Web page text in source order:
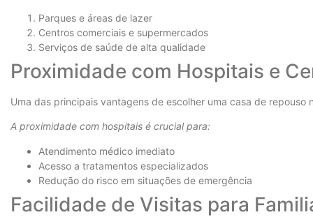
Parques e áreas de lazer
Centros comerciais e supermercados
Serviços de saúde de alta qualidade
Proximidade com Hospitais e
Uma das principais vantagens de escolher uma casa de
A proximidade com hospitais é crucial para:
Atendimento médico imediato
Acesso a tratamentos especializados
Redução do risco em situações de emergência
Facilidade de Visitas para